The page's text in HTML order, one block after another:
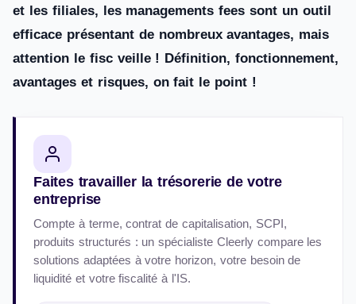
et les filiales, les managements fees sont un outil
efficace présentant de nombreux avantages, mais
attention le fisc veille ! Définition, fonctionnement,
avantages et risques, on fait le point !
Faites travailler la trésorerie de votre
entreprise
Compte à terme, contrat de capitalisation, SCPI,
produits structurés : un spécialiste Cleerly compare les
solutions adaptées à votre horizon, votre besoin de
liquidité et votre fiscalité à l'IS.